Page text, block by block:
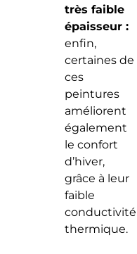
très faible
épaisseur :
enfin,
certaines de
ces
peintures
améliorent
également
le confort
d’hiver,
grâce à leur
faible
conductivité
thermique.